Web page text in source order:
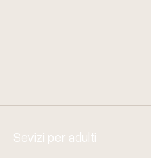
Sevizi per adulti